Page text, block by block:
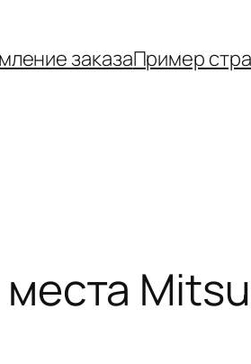
заказаПример